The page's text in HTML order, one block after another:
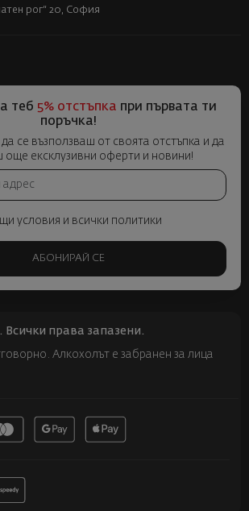
рог“ 20, София
теб 5% отстъпка при първата ти
поръчка!
се възползваш от своята отстъпка и да
още ексклузивни оферти и новини!
условия и всички политики
АБОНИРАЙ СЕ
Всички права запазени.
Алкохолът е забранен за лица